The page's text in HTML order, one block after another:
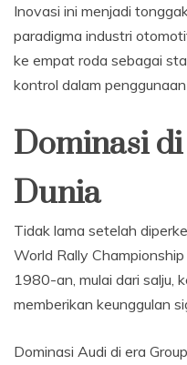
Inovasi ini menjadi
paradigma industri
ke empat roda sebagai
kontrol dalam penggunaan
Dominasi
Dunia
Tidak lama setelah
World Rally
1980-an, mulai dari salju,
memberikan keunggulan
Dominasi Audi di era